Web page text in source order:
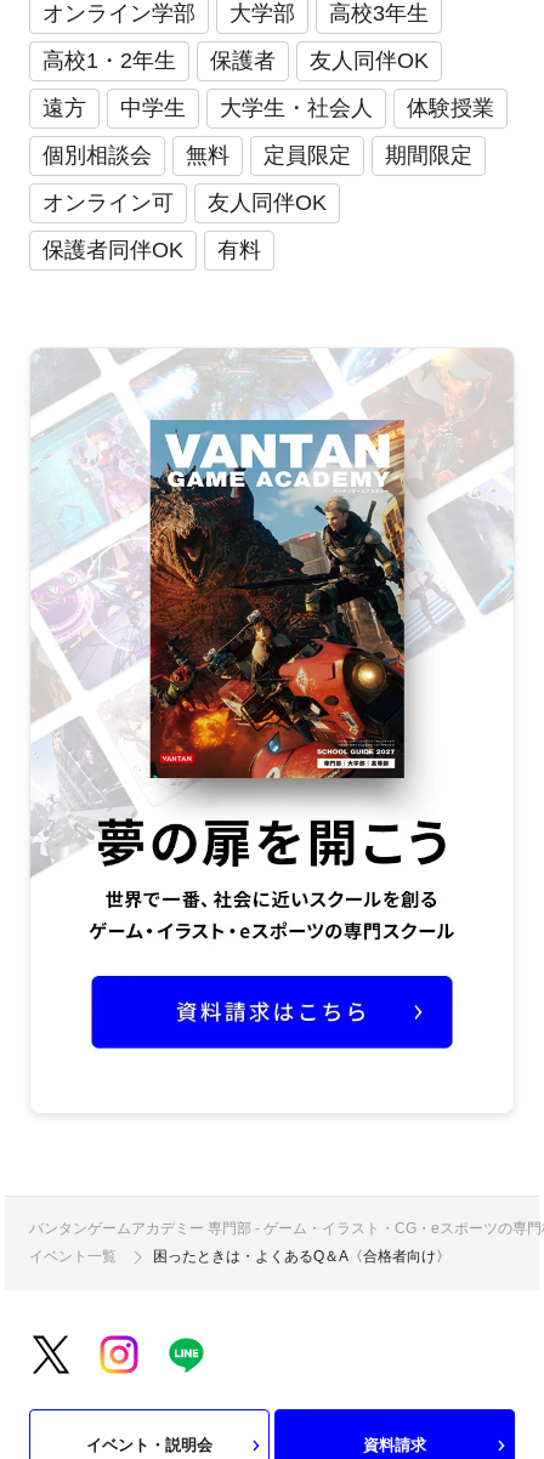
オンライン学部 大学部
高校3年生
高校1・2年生
保護者
友人同伴OK
遠方
中学生 大学生・社会人
体験授業
個別相談会
無料 定員限定
期間限定
オンライン可
友人同伴OK
保護者同伴OK
有料
バンタンゲームアカデミー 専門部 - ゲーム・イラスト・CG・eスポーツの専
イベント一覧
困ったときは・よくあるQ＆A〈合格者向け〉
イベント・説明会 資料請求